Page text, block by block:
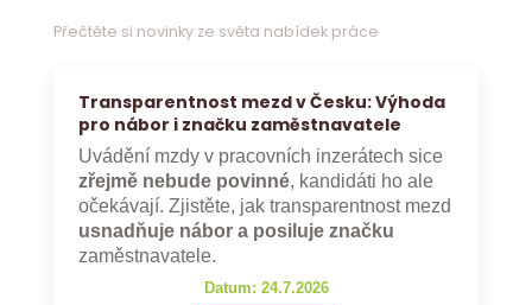
Přečtěte si novinky ze světa nabídek práce
Transparentnost mezd v Česku: Výhoda
pro nábor i značku zaměstnavatele
Uvádění mzdy v pracovních inzerátech sice
zřejmě nebude povinné, kandidáti ho ale
očekávají. Zjistěte, jak transparentnost mezd
usnadňuje nábor a posiluje značku
zaměstnavatele.
Datum: 24.7.2026